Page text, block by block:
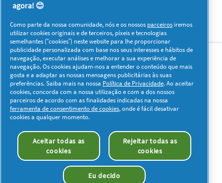
Sobre nós Contacto Visitar www.pg.com
Redes Sociais
Os meus dados Privacidade
Sobre os Cookies
Termos e Condições
Declaração de Acessibilidade
© 2026 Procter & Gamble. Todos os direitos reservados. O uso e
acesso à informação presentes neste site estão sujeitos aos
termos e condições definidos no nosso acordo legal.
agora! 😊
Como parte da nossa comunidade, nós e os nossos parceiros iremos
utilizar cookies originais e de terceiros, píxeis e tecnologias
semelhantes (“cookies”) neste website para lhe proporcionar
publicidade personalizada com base nos seus interesses e hábitos de
navegação, executar análises e melhorar a sua experiência de
navegação. Os cookies ajudam-nos a entender o conteúdo que mais
gosta e a adaptar as nossas mensagens publicitárias às suas
preferências. Saiba mais na nossa Política de Privacidade. Ao aceitar
cookies, concorda com a nossa utilização e com a dos nossos
parceiros de acordo com as finalidades indicadas na nossa
ferramenta de consentimento de cookies, onde é fácil desativar
cookies a qualquer momento.
Aceitar todas as
cookies
Rejeitar todas as
cookies
Eu decido